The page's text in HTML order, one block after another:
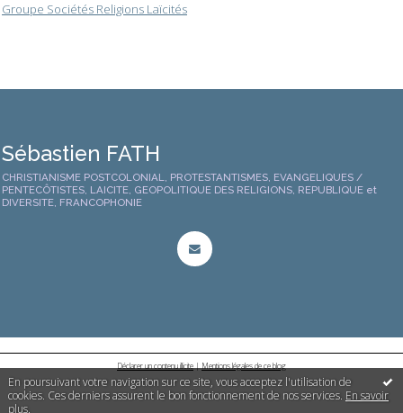
En poursuivant votre navigation sur ce site, vous acceptez l'utilisation de
cookies. Ces derniers assurent le bon fonctionnement de nos services. En savoir
plus.
Groupe Sociétés Religions Laïcités
Sébastien FATH
CHRISTIANISME POSTCOLONIAL, PROTESTANTISMES, EVANGELIQUES /
PENTECÔTISTES, LAICITE, GEOPOLITIQUE DES RELIGIONS, REPUBLIQUE et
DIVERSITE, FRANCOPHONIE
Déclarer un contenu illicite|Mentions légales de ce blog